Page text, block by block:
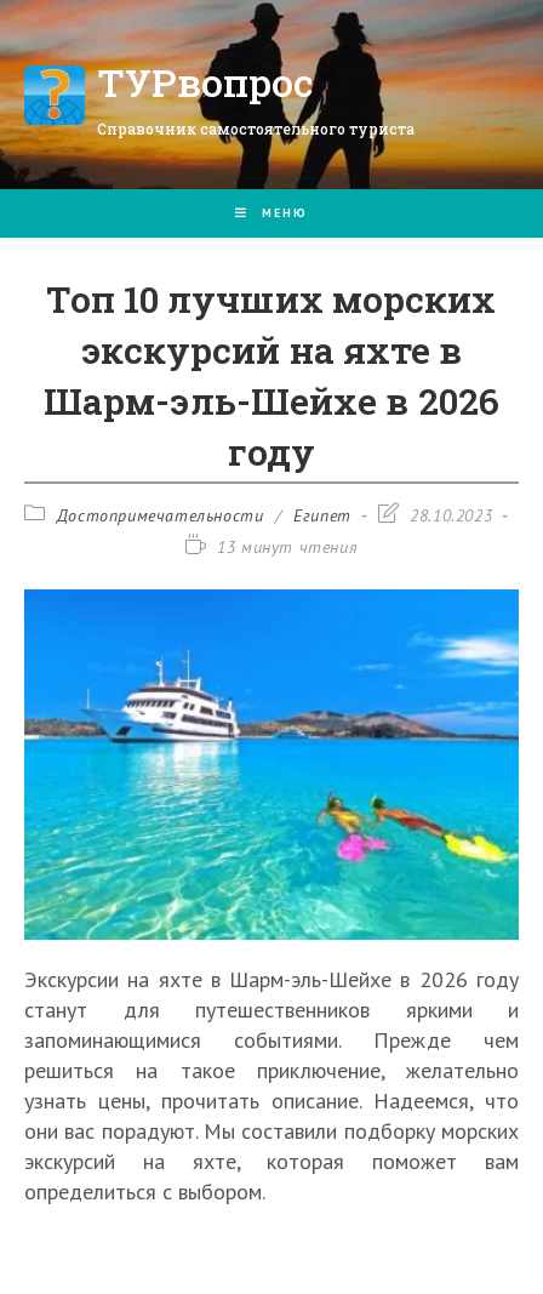
Перейти
к
содержимомуТУРвопрос
Справочник самостоятельного туриста
МЕНЮ
Топ 10 лучших морских
экскурсий на яхте в
Шарм-эль-Шейхе в 2026
году
РубрикаДостопримечательности / Египет
Запись28.10.2023
Время13 минут чтения
Экскурсии на яхте в Шарм-эль-Шейхе в 2026 году
станут для путешественников яркими и
запоминающимися событиями. Прежде чем
решиться на такое приключение, желательно
узнать цены, прочитать описание. Надеемся, что
они вас порадуют. Мы составили подборку морских
экскурсий на яхте, которая поможет вам
определиться с выбором.